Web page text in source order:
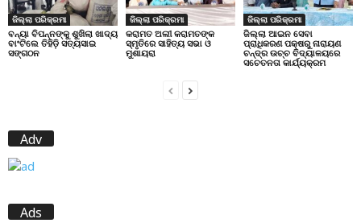
ଜିଲ୍ଲା ପରିକ୍ରମା
ବନ୍ୟା ବିପନ୍ନଙ୍କୁ ଶୁଖିଲା ଖାଦ୍ୟ
ବାଂଟିଲେ ତିହିଡି଼ ସତ୍ୟସାଇ
ସଙ୍ଗଠନ
ଜିଲ୍ଲା ପରିକ୍ରମା
କରାମତ ଅଲୀ କରାମତଙ୍କ
ସ୍ମୃତିରେ ସାହିତ୍ୟ ସଭା ଓ
ମୁଶାୟରା
ଜିଲ୍ଲା ପରିକ୍ରମା
ଜିଲ୍ଲା ଆଇନ ସେବା
ପ୍ରାଧିକରଣ ପକ୍ଷରୁ ନାରାୟଣ
ଚନ୍ଦ୍ର ଉଚ୍ଚ ବିଦ୍ୟାଳୟରେ
ସଚେତନତା କାର୍ଯ୍ୟକ୍ରମ
Adv
Ads